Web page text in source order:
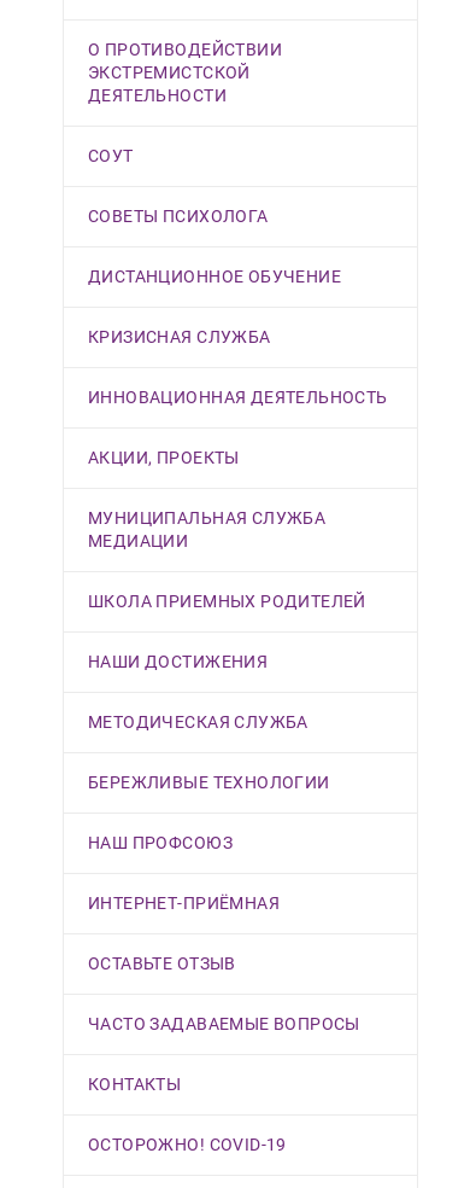
О ПРОТИВОДЕЙСТВИИ
ЭКСТРЕМИСТСКОЙ
ДЕЯТЕЛЬНОСТИ
СОУТ
СОВЕТЫ ПСИХОЛОГА
ДИСТАНЦИОННОЕ ОБУЧЕНИЕ
КРИЗИСНАЯ СЛУЖБА
ИННОВАЦИОННАЯ ДЕЯТЕЛЬНОСТЬ
АКЦИИ, ПРОЕКТЫ
МУНИЦИПАЛЬНАЯ СЛУЖБА
МЕДИАЦИИ
ШКОЛА ПРИЕМНЫХ РОДИТЕЛЕЙ
НАШИ ДОСТИЖЕНИЯ
МЕТОДИЧЕСКАЯ СЛУЖБА
БЕРЕЖЛИВЫЕ ТЕХНОЛОГИИ
НАШ ПРОФСОЮЗ
ИНТЕРНЕТ-ПРИЁМНАЯ
ОСТАВЬТЕ ОТЗЫВ
ЧАСТО ЗАДАВАЕМЫЕ ВОПРОСЫ
КОНТАКТЫ
ОСТОРОЖНО! COVID-19